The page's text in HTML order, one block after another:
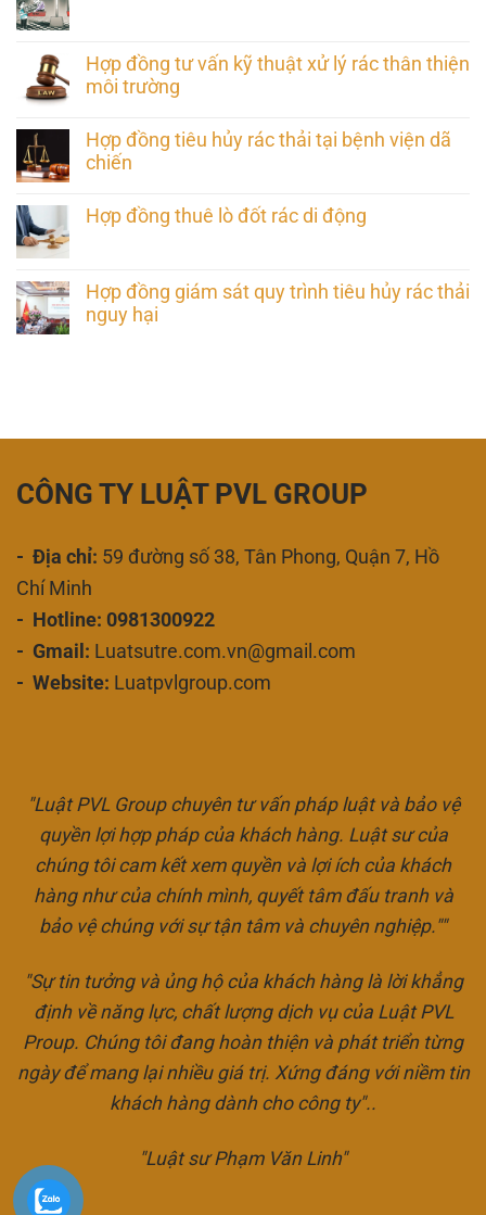
Hợp đồng tư vấn kỹ thuật xử lý rác thân thiện
môi trường
Hợp đồng tiêu hủy rác thải tại bệnh viện dã
chiến
Hợp đồng thuê lò đốt rác di động
Hợp đồng giám sát quy trình tiêu hủy rác thải
nguy hại
CÔNG TY LUẬT PVL GROUP
- Địa chỉ: 59 đường số 38, Tân Phong, Quận 7, Hồ
Chí Minh
- Hotline: 0981300922
- Gmail: Luatsutre.com.vn@gmail.com
- Website: Luatpvlgroup.com
"Luật PVL Group chuyên tư vấn pháp luật và bảo vệ
quyền lợi hợp pháp của khách hàng. Luật sư của
chúng tôi cam kết xem quyền và lợi ích của khách
hàng như của chính mình, quyết tâm đấu tranh và
bảo vệ chúng với sự tận tâm và chuyên nghiệp.""
"Sự tin tưởng và ủng hộ của khách hàng là lời khẳng
định về năng lực, chất lượng dịch vụ của Luật PVL
Proup. Chúng tôi đang hoàn thiện và phát triển từng
ngày để mang lại nhiều giá trị. Xứng đáng với niềm tin
khách hàng dành cho công ty"..
"Luật sư Phạm Văn Linh"